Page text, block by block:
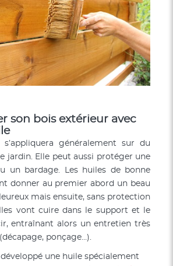
son bois extérieur avec
s’appliquera généralement sur du
jardin. Elle peut aussi protéger une
un bardage. Les huiles de bonne
donner au premier abord un beau
mais ensuite, sans protection
vont cuire dans le support et le
entraînant alors un entretien très
ponçage…).
une huile spécialement